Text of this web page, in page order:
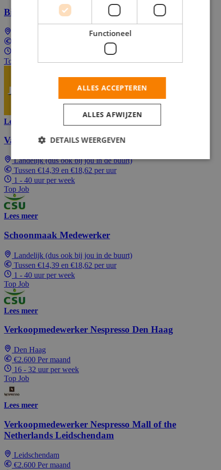
Bijbaan Bezorger
Landelijk (dus ook bij jou in de buurt)
Tussen €11,99 en €18,63 per uur
Top Job
Lees meer
Vakantiewerk Schoonmaak
Landelijk (dus ook bij jou in de buurt)
Tussen €14,39 en €18,62 per uur
1 - 40 uur per week
Top Job
Lees meer
Schoonmaak Medewerker
Landelijk (dus ook bij jou in de buurt)
Tussen €14,39 en €18,62 per uur
1 - 40 uur per week
Top Job
Lees meer
Verkoopmedewerker Nespresso Den Haag
Den Haag
€2.600 Per maand
16 - 32 uur per week
Top Job
Lees meer
Verkoopmedewerker Nespresso Mall of the
Netherlands Leidschendam
Leidschendam
€2.600 Per maand
Functioneel
ALLES ACCEPTEREN
ALLES AFWIJZEN
DETAILS WEERGEVEN